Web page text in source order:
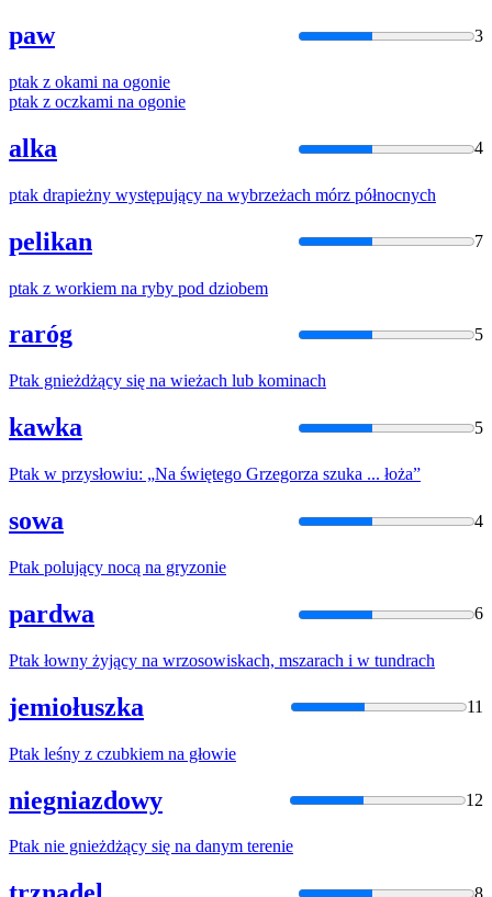
paw 3
ptak z okami na ogonie
ptak z oczkami na ogonie
alka 4
ptak drapieżny występujący na wybrzeżach mórz północnych
pelikan 7
ptak z workiem na ryby pod dziobem
raróg 5
Ptak gnieżdżący się na wieżach lub kominach
kawka 5
Ptak w przysłowiu: „Na świętego Grzegorza szuka ... łoża”
sowa 4
Ptak polujący nocą na gryzonie
pardwa 6
Ptak łowny żyjący na wrzosowiskach, mszarach i w tundrach
jemiołuszka 11
Ptak leśny z czubkiem na głowie
niegniazdowy 12
Ptak nie gnieżdżący się na danym terenie
8